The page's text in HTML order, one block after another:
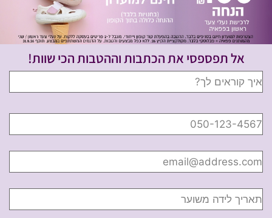
אל תפספסי את הכתבות וההטבות הכי שוות!